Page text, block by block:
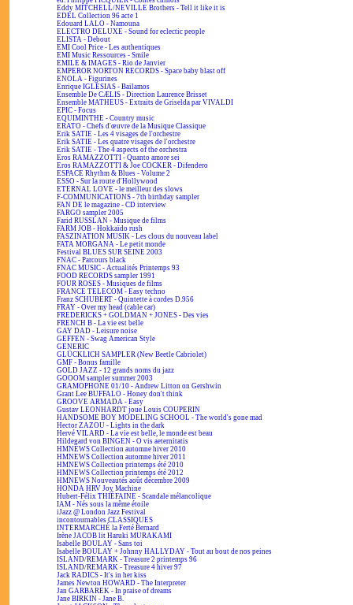
Eddy MITCHELL/NEVILLE Brothers - Tell it like it is
EDEL Collection 96 acte 1
Edouard LALO - Namouna
ELECTRO DELUXE - Sound for eclectic people
ELISTA - Debout
EMI Cool Price - Les authentiques
EMI Music Ressources - Smile
EMILE & IMAGES - Rio de Janvier
EMPEROR NORTON RECORDS - Space baby blast off
ENOLA - Figurines
Enrique IGLESIAS - Bailamos
Ensemble De CÆLIS - Direction Laurence Brisset
Ensemble MATHEUS - Extraits de Griselda par VIVALDI
EPIC - Focus
EQUIMINTHE - Country music
ERATO - Chefs d'œuvre de la Musique Classique
Erik SATIE - Les 4 visages de l'orchestre
Erik SATIE - Les quatre visages de l'orchestre
Erik SATIE - The 4 aspects of the orchestra
Eros RAMAZZOTTI - Quanto amore sei
Eros RAMAZZOTTI & Joe COCKER - Difendero
ESPACE Rhythm & Blues - Volume 2
ESSO - Sur la route d'Hollywood
ETERNAL LOVE - le meilleur des slows
F-COMMUNICATIONS - 7th birthday sampler
FAN DE le magazine - CD interview
FARGO sampler 2005
Farid RUSSLAN - Musique de films
FARM JOB - Hokkaïdo rush
FASZINATION MUSIK - Les clous du nouveau label
FATA MORGANA - Le petit monde
Festival BLUES SUR SEINE 2003
FNAC - Parcours black
FNAC MUSIC - Actualités Printemps 93
FOOD RECORDS sampler 1991
FOUR ROSES - Musiques de films
FRANCE TELECOM - Easy techno
Franz SCHUBERT - Quintette à cordes D.956
FRAY - Over my head (cable car)
FREDERICKS + GOLDMAN + JONES - Des vies
FRENCH B - La vie est belle
GAY DAD - Leisure noise
GEFFEN - Swag American Style
GENERIC
GLÜCKLICH SAMPLER (New Beetle Cabriolet)
GMF - Bonus famille
GOLD JAZZ - 12 grands noms du jazz
GOOOM sampler summer 2003
GRAMOPHONE 01/10 - Andrew Litton on Gershwin
Grant Lee BUFFALO - Honey don't think
GROOVE ARMADA - Easy
Gustav LEONHARDT joue Louis COUPERIN
HANDSOME BOY MODELING SCHOOL - The world's gone mad
Hector ZAZOU - Lights in the dark
Hervé VILARD - La vie est belle, le monde est beau
Hildegard von BINGEN - O vis aeternitatis
HMNEWS Collection automne hiver 2010
HMNEWS Collection automne hiver 2011
HMNEWS Collection printemps été 2010
HMNEWS Collection printemps été 2012
HMNEWS Nouveautés août décembre 2009
HONDA HRV Joy Machine
Hubert-Félix THIÉFAINE - Scandale mélancolique
IAM - Nés sous la même étoile
iJazz @ London Jazz Festival
incontournables CLASSIQUES
INTERMARCHÉ la Ferté Bernard
Irène JACOB lit Haruki MURAKAMI
Isabelle BOULAY - Sans toi
Isabelle BOULAY + Johnny HALLYDAY - Tout au bout de nos peines
ISLAND/REMARK - Treasure 2 printemps 96
ISLAND/REMARK - Treasure 4 hiver 97
Jack RADICS - It's in her kiss
James Newton HOWARD - The Interpreter
Jan GARBAREK - In praise of dreams
Jane BIRKIN - Jane B.